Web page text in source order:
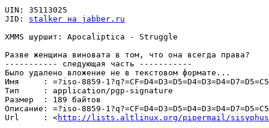
UIN: 35113025
JID: stalker на jabber.ru
XMMS шуршит: Apocaliptica - Struggle
Разве женщина виновата в том, что она всегда права?
----------- следующая часть -----------
Было удалено вложение не в текстовом формате...
Имя     : =?iso-8859-
Тип     : application/pgp-signature
Размер  : 189 байтов
Описание: =?iso-8859-
Url     : <http://lists.altlinux.org/pipermail/sisyphus/